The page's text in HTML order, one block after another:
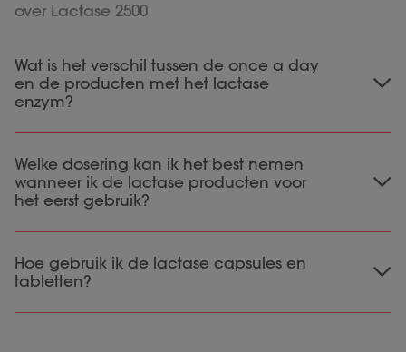
over Lactase 2500
Wat is het verschil tussen de once a day
en de producten met het lactase
enzym?
capsules wordt de lactose uit de voeding
direct verteerd.De once a day is een
probiotica met een gemiddelde
van 5-14 dagen.
Welke dosering kan ik het best nemen
wanneer ik de lactase producten voor
het eerst gebruik?
raden we aan om te beginnen met de
hoogste dosering (per maaltijd):
Hoe gebruik ik de lactase capsules en
tabletten?